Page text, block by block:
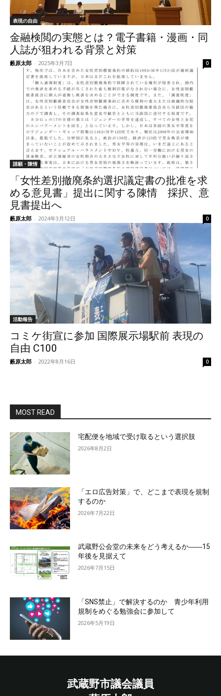
表現の自由
金融検閲の実態とは？電子書籍・漫画・同
人誌が狙われる背景と対策
藪原太郎 - 2025年3月7日 0
請願・陳情
「女性差別撤廃条約選択議定書の批准を求
める意見書」提出に関する陳情 採択、意
見書提出へ
藪原太郎 - 2024年3月12日 0
活動報告
コミケ街宣に参加 国際展示場駅前 表現の
自由 C100
藪原太郎 - 2022年8月16日 0
MOST READ
宅配便を地域で受け取るという選択肢
2026年8月2日
「エロ広告対策」で、どこまで表現を規制
するのか
2026年7月22日
武蔵野公会堂の未来をどう考えるか――15
年後を見据えて
2026年7月15日
「SNS禁止」で解決するのか 青少年利用
規制をめぐる勉強会に参加して
2026年5月19日
武蔵野市議会議員